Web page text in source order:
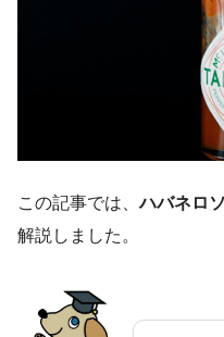
この記事では、ハバネロ
解説しました。